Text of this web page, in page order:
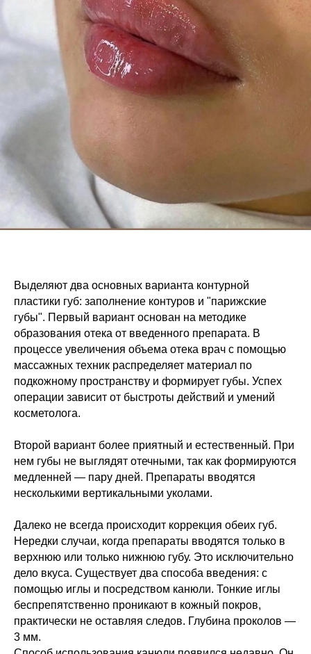
Выделяют два основных варианта контурной
пластики губ: заполнение контуров и "парижские
губы". Первый вариант основан на методике
образования отека от введенного препарата. В
процессе увеличения объема отека врач с помощью
массажных техник распределяет материал по
подкожному пространству и формирует губы. Успех
операции зависит от быстроты действий и умений
косметолога.
Второй вариант более приятный и естественный. При
нем губы не выглядят отечными, так как формируются
медленней — пару дней. Препараты вводятся
несколькими вертикальными уколами.
Далеко не всегда происходит коррекция обеих губ.
Нередки случаи, когда препараты вводятся только в
верхнюю или только нижнюю губу. Это исключительно
дело вкуса. Существует два способа введения: с
помощью иглы и посредством канюли. Тонкие иглы
беспрепятственно проникают в кожный покров,
практически не оставляя следов. Глубина проколов —
3 мм.